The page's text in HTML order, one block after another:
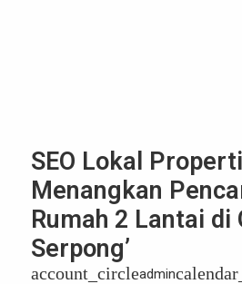
SEO Lokal
Menangkan
Rumah 2 Lantai di
Serpong’
account_circleadmin